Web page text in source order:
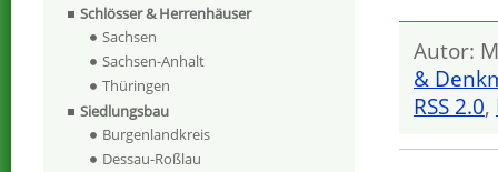
Autor:
&
RSS 2.0,
Schlösser & Herrenhäuser
Sachsen
Sachsen-Anhalt
Thüringen
Siedlungsbau
Burgenlandkreis
Dessau-Roßlau